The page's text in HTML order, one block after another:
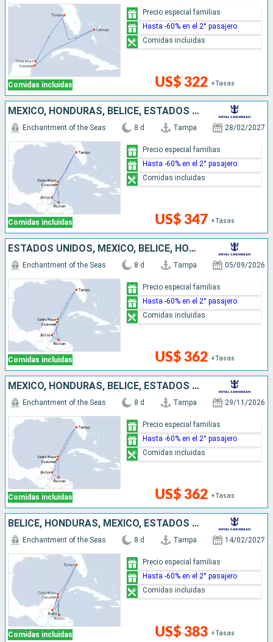
Comidas incluidas US$ 322 +Tasas
Precio especial familias
Hasta -60% en el 2° pasajero
Comidas incluidas
MÉXICO, HONDURAS, BELICE, ESTADOS UNIDOS
Comidas incluidas
Enchantment of the Seas 8 d Tampa 28/02/2027
US$ 347 +Tasas
Precio especial familias
Hasta -60% en el 2° pasajero
Comidas incluidas
ESTADOS UNIDOS, MÉXICO, BELICE, HONDURAS
Comidas incluidas
Enchantment of the Seas 8 d Tampa 05/09/2026
US$ 362 +Tasas
Precio especial familias
Hasta -60% en el 2° pasajero
Comidas incluidas
MÉXICO, HONDURAS, BELICE, ESTADOS UNIDOS
Comidas incluidas
Enchantment of the Seas 8 d Tampa 29/11/2026
US$ 362 +Tasas
Precio especial familias
Hasta -60% en el 2° pasajero
Comidas incluidas
BELICE, HONDURAS, MÉXICO, ESTADOS UNIDOS
Comidas incluidas
Enchantment of the Seas 8 d Tampa 14/02/2027
US$ 383 +Tasas
Precio especial familias
Hasta -60% en el 2° pasajero
Comidas incluidas